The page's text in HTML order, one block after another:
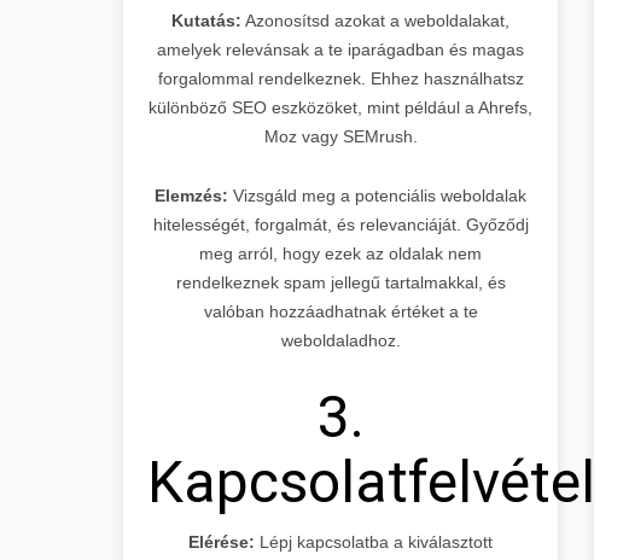
Kutatás: Azonosítsd azokat a weboldalakat,
amelyek relevánsak a te iparágadban és magas
forgalommal rendelkeznek. Ehhez használhatsz
különböző SEO eszközöket, mint például a Ahrefs,
Moz vagy SEMrush.
Elemzés: Vizsgáld meg a potenciális weboldalak
hitelességét, forgalmát, és relevanciáját. Győződj
meg arról, hogy ezek az oldalak nem
rendelkeznek spam jellegű tartalmakkal, és
valóban hozzáadhatnak értéket a te
weboldaladhoz.
3.
Kapcsolatfelvétel
Elérése: Lépj kapcsolatba a kiválasztott